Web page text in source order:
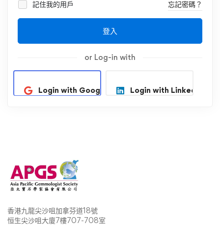
記住我的用戶
忘記密碼？
登入
or Log-in with
Login with Google Login with Linkedin
香港九龍尖沙咀加拿芬道18號
恒生尖沙咀大廈7樓707-708室